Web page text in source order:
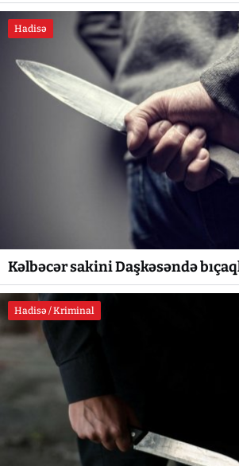
Hadisə
Kəlbəcər sakini Daşkəsəndə
Hadisə / Kriminal